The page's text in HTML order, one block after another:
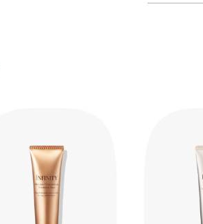
●チューブ
ンプを押
また、保
●ポンプを
●ご使用後